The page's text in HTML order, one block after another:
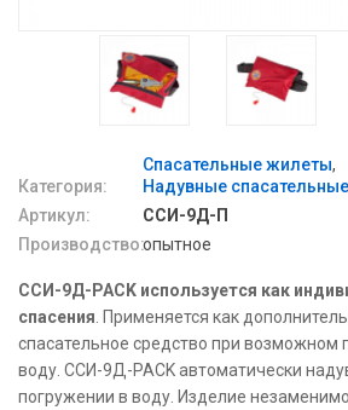
Категория:
Спасательные жилеты
Надувные
Артикул:
ССИ-9Д-П
Производство:опытное
ССИ-9Д-PACK используется как
спасения . Применяется как
спасательное средство при возможном
воду. ССИ-9Д-PACK автоматически
погружении в воду. Изделие